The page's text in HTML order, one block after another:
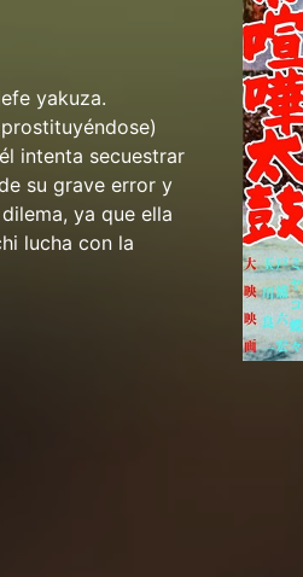
yakuza.
intenta secuestrar
su grave error y
ya que ella
lucha con la